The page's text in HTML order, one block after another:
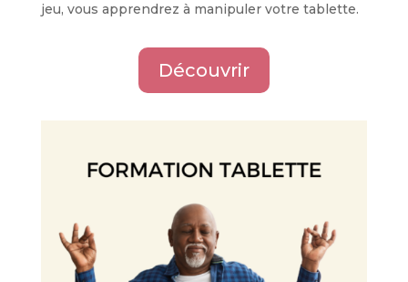
jeu, vous apprendrez à manipuler votre tablette.
Découvrir